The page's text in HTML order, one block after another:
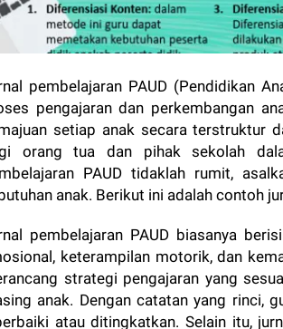
pembelajaran PAUD (Pendidikan
pengajaran dan perkembangan
setiap anak secara terstruktur
orang tua dan pihak sekolah
PAUD tidaklah rumit,
anak. Berikut ini adalah contoh
pembelajaran PAUD biasanya
keterampilan motorik, dan
strategi pengajaran yang
anak. Dengan catatan yang rinci,
atau ditingkatkan. Selain itu,